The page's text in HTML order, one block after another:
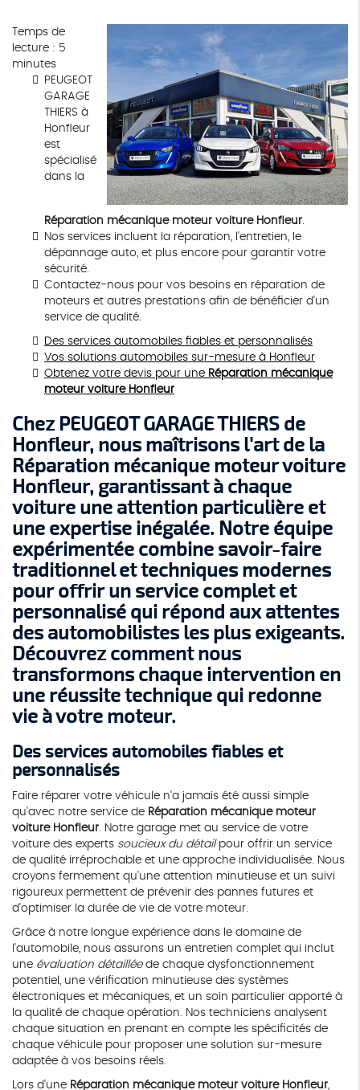
Temps de
lecture : 5
minutes
PEUGEOT
GARAGE
THIERS à
Honfleur
est
spécialisé
dans la
Réparation mécanique moteur voiture Honfleur
Nos services incluent la réparation, l'entretien, le
dépannage auto, et plus encore pour garantir votre
sécurité.
Contactez-nous pour vos besoins en réparation de
moteurs et autres prestations afin de bénéficier d'un
service de qualité.
Des services automobiles fiables et personnalisés
Vos solutions automobiles sur-mesure à Honfleur
Obtenez votre devis pour une Réparation mécanique
moteur voiture Honfleur
Chez PEUGEOT GARAGE THIERS de
Honfleur, nous maîtrisons l'art de la
Réparation mécanique moteur voiture
Honfleur, garantissant à chaque
voiture une attention particulière et
une expertise inégalée. Notre équipe
expérimentée combine savoir-faire
traditionnel et techniques modernes
pour offrir un service complet et
personnalisé qui répond aux attentes
des automobilistes les plus exigeants.
Découvrez comment nous
transformons chaque intervention en
une réussite technique qui redonne
vie à votre moteur.
Des services automobiles fiables et
personnalisés
Faire réparer votre véhicule n'a jamais été aussi simple
qu'avec notre service de Réparation mécanique moteur
voiture Honfleur . Notre garage met au service de votre
voiture des experts soucieux du détailpour offrir un service
de qualité irréprochable et une approche individualisée. Nous
croyons fermement qu'une attention minutieuse et un suivi
rigoureux permettent de prévenir des pannes futures et
d'optimiser la durée de vie de votre moteur.
Grâce à notre longue expérience dans le domaine de
l'automobile, nous assurons un entretien complet qui inclut
une évaluation détailléede chaque dysfonctionnement
potentiel, une vérification minutieuse des systèmes
électroniques et mécaniques, et un soin particulier apporté à
la qualité de chaque opération. Nos techniciens analysent
chaque situation en prenant en compte les spécificités de
chaque véhicule pour proposer une solution sur-mesure
adaptée à vos besoins réels.
Lors d'une Réparation mécanique moteur voiture Honfleur